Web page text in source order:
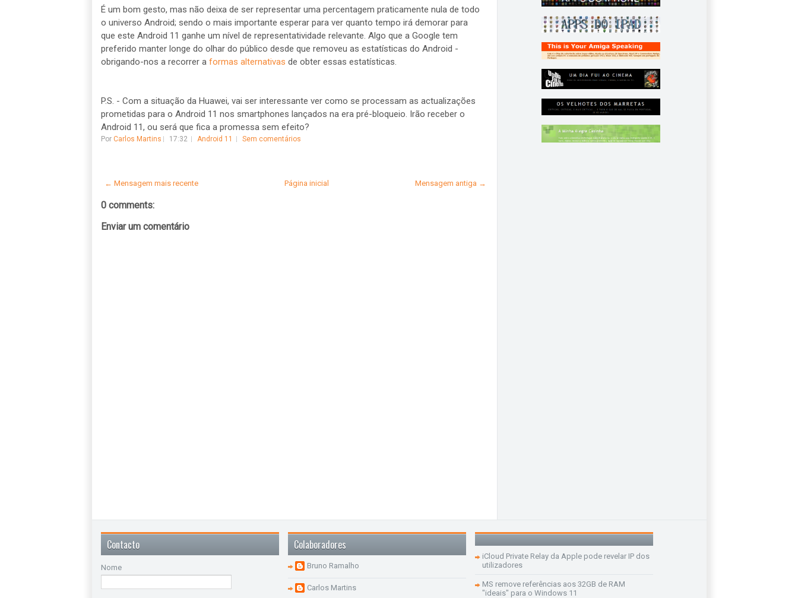
É um bom gesto, mas não deixa de ser representar uma percentagem praticamente nula de todo
o universo Android; sendo o mais importante esperar para ver quanto tempo irá demorar para
que este Android 11 ganhe um nível de representatividade relevante. Algo que a Google tem
preferido manter longe do olhar do público desde que removeu as estatísticas do Android -
obrigando-nos a recorrer a formas alternativas de obter essas estatísticas.
P.S. - Com a situação da Huawei, vai ser interessante ver como se processam as actualizações
prometidas para o Android 11 nos smartphones lançados na era pré-bloqueio. Irão receber o
Android 11, ou será que fica a promessa sem efeito?
Por Carlos Martins 17:32 Android 11 Sem comentários
← Mensagem mais recente Mensagem antiga →
Página inicial
0 comments:
Enviar um comentário
Contacto
Nome
Colaboradores
Bruno Ramalho
Carlos Martins
iCloud Private Relay da Apple pode revelar IP dos
utilizadores
MS remove referências aos 32GB de RAM
"ideais" para o Windows 11